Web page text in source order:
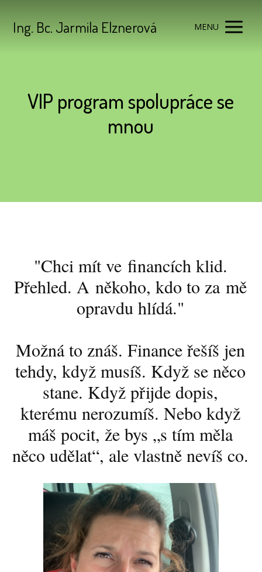
Ing. Bc. Jarmila Elznerová MENU
VIP program spolupráce se
mnou
"Chci mít ve financích klid.
Přehled. A někoho, kdo to za mě
opravdu hlídá."
Možná to znáš. Finance řešíš jen
tehdy, když musíš. Když se něco
stane. Když přijde dopis,
kterému nerozumíš. Nebo když
máš pocit, že bys „s tím měla
něco udělat“, ale vlastně nevíš co.